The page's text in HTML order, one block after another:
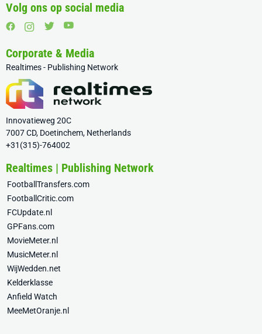
Volg ons op social media
Corporate & Media
Realtimes - Publishing Network
Innovatieweg 20C
7007 CD, Doetinchem, Netherlands
+31(315)-764002
Realtimes | Publishing Network
FootballTransfers.com
FootballCritic.com
FCUpdate.nl
GPFans.com
MovieMeter.nl
MusicMeter.nl
WijWedden.net
Kelderklasse
Anfield Watch
MeeMetOranje.nl